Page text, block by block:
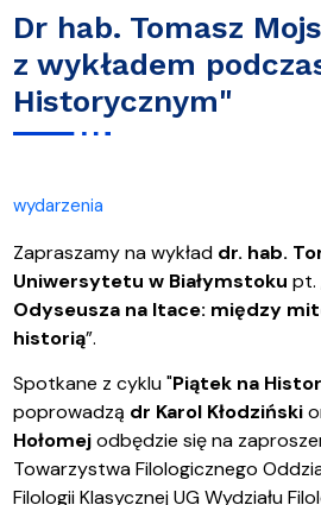
Dr hab. Tomasz
z wykładem
Historycznym"
wydarzenia
Zapraszamy na wykład dr. hab.
Uniwersytetu w Białymstoku pt.
Odyseusza na Itace: między
historią”.
Spotkane z cyklu "Piątek na
poprowadzą dr Karol Kłodziński
Hołomejodbędzie się na
Towarzystwa Filologicznego
Filologii Klasycznej UG Wydziału